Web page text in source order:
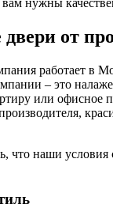
нужны
от
работает в
– это
или офисное
что наши